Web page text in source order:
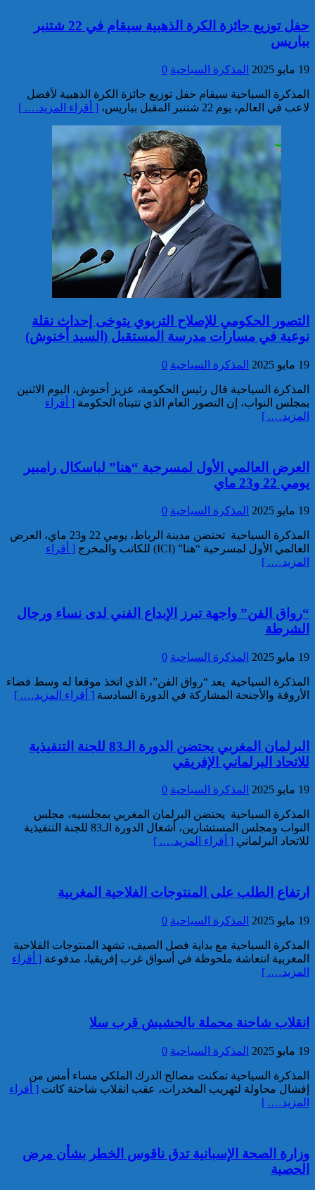
خبير: “البيعة الإلكترونية” تكشف
تحول الإرهاب الرقمي بعد تفكيك
خلية داعشية بتطوان
تركيا:القضاء يأمر بحبس رئيس
بلدية إسطنبول على ذمة التحقيق
تفكيك خلية إرهابية مرتبطة بالفرع
الإفريقي ل”داعش”: ضبط عبوة
ناسفة إضافية في طور التركيب
بضواحي الرباط
إحباط مخطط إرهابي بالغ
بتكليف وتحريض مباشر من قيادي
الساحل الإفريقي
تونسية موضوع أمر دولي بإلقاء
القضائية الفرنسية
إيفاد لجنة للبحث في ملابسات
وفاة 5 أشخاص بورش بناء سد
المختار السوسي
توقيف مواطن أجنبي مبحوث عنه
بموجب أمر دولي بإلقاء القبض
بمراكش
إدارة السجن المحلي واد زم تفند
حفل توزيع جائزة الكرة الذهبية سيقام في 22 شتنبر
بباريس
19 مايو 2025 المذكرة السياحية 0
المذكرة السياحية سيقام حفل توزيع جائزة الكرة الذهبية لأفضل
لاعب في العالم، يوم 22 شتنبر المقبل بباريس،
[ أقراء المزيد…. ]
التصور الحكومي للإصلاح التربوي يتوخى إحداث نقلة
نوعية في مسارات مدرسة المستقبل (السيد أخنوش)
19 مايو 2025 المذكرة السياحية 0
المذكرة السياحية قال رئيس الحكومة، عزيز أخنوش، اليوم الاثنين
بمجلس النواب، إن التصور العام الذي تتبناه الحكومة [ أقراء
المزيد…. ]
العرض العالمي الأول لمسرحية “هنا” لباسكال رامبير
يومي 22 و23 ماي
19 مايو 2025 المذكرة السياحية 0
المذكرة السياحية تحتضن مدينة الرباط، يومي 22 و23 ماي، العرض
العالمي الأول لمسرحية “هنا” (ICI) للكاتب والمخرج
[ أقراء
المزيد…. ]
“رواق الفن” واجهة تبرز الإبداع الفني لدى نساء ورجال
الشرطة
19 مايو 2025 المذكرة السياحية 0
المذكرة السياحية يعد “رواق الفن”، الذي اتخذ موقعا له وسط فضاء
الأروقة والأجنحة المشاركة في الدورة السادسة [ أقراء المزيد…. ]
البرلمان المغربي يحتضن الدورة الـ83 للجنة التنفيذية
للاتحاد البرلماني الإفريقي
19 مايو 2025 المذكرة السياحية 0
المذكرة السياحية يحتضن البرلمان المغربي بمجلسيه، مجلس
النواب ومجلس المستشارين، أشغال الدورة الـ83 للجنة التنفيذية
للاتحاد البرلماني [ أقراء المزيد…. ]
ارتفاع الطلب على المنتوجات الفلاحية المغربية
19 مايو 2025 المذكرة السياحية 0
المذكرة السياحية مع بداية فصل الصيف، تشهد المنتوجات الفلاحية
المغربية انتعاشة ملحوظة في أسواق غرب إفريقيا، مدفوعة [ أقراء
المزيد…. ]
انقلاب شاحنة محملة بالحشيش قرب سلا
19 مايو 2025 المذكرة السياحية 0
المذكرة السياحية تمكنت مصالح الدرك الملكي مساء أمس من
إفشال محاولة لتهريب المخدرات، عقب انقلاب شاحنة كانت [ أقراء
المزيد…. ]
وزارة الصحة الإسبانية تدق ناقوس الخطر بشأن مرض
الحصبة